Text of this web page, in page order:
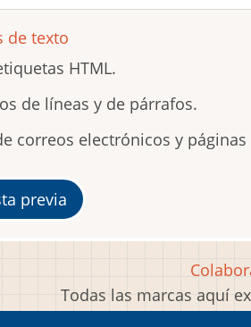
de texto
HTML.
de líneas y de párrafos.
correos electrónicos y
Todas las marcas aquí